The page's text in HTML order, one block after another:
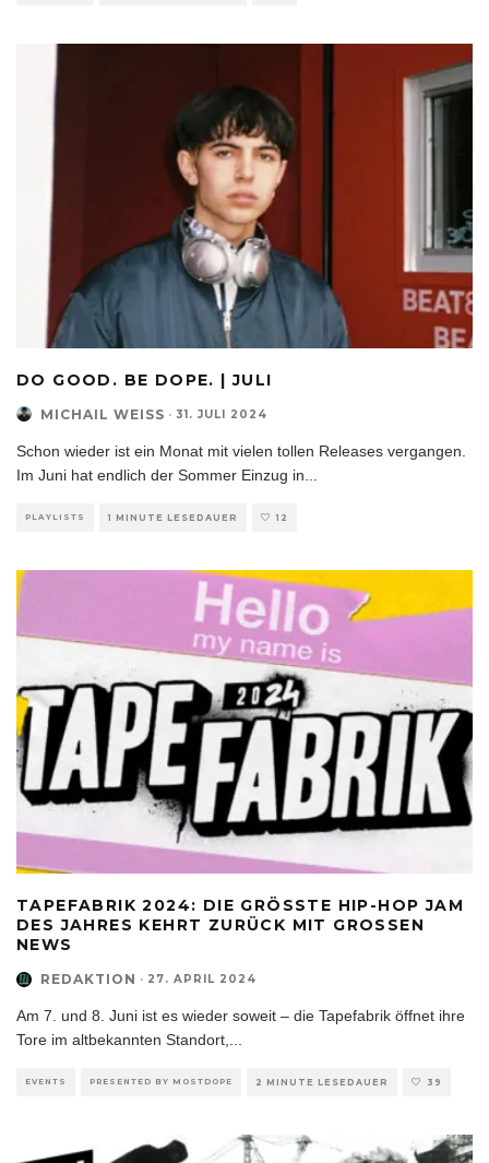
DO GOOD. BE DOPE. | JULI
MICHAIL WEISS · 31. JULI 2024
Schon wieder ist ein Monat mit vielen tollen Releases vergangen.
Im Juni hat endlich der Sommer Einzug in
PLAYLISTS 1 MINUTE LESEDAUER 12
TAPEFABRIK 2024: DIE GRÖSSTE HIP-HOP JAM D
ES JAHRES KEHRT ZURÜCK MIT GROSSEN NE
WS
REDAKTION · 27. APRIL 2024
Am 7. und 8. Juni ist es wieder soweit – die Tapefabrik öffnet ihre
Tore im altbekannten Standort,...
EVENTS PRESENTED BY MOSTDOPE 2 MINUTE LESEDAUER 39